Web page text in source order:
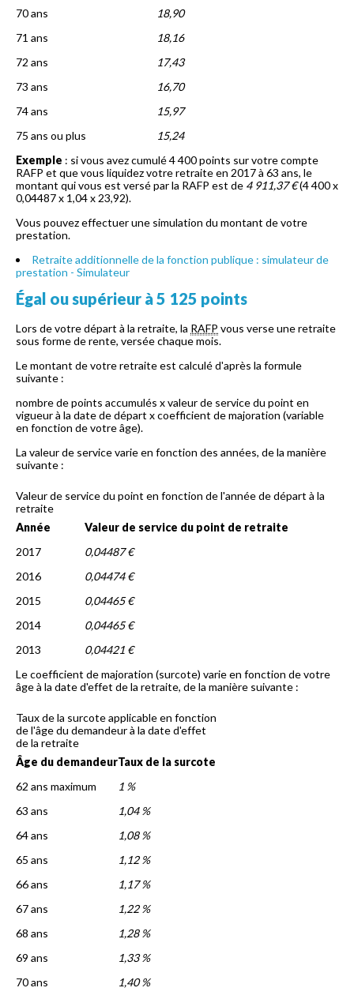
70 ans
18,90
71 ans
18,16
72 ans
17,43
73 ans
16,70
74 ans
15,97
75 ans ou plus
15,24
Exemple : si vous avez cumulé 4 400 points sur votre compte
RAFP et que vous liquidez votre retraite en 2017 à 63 ans, le
montant qui vous est versé par la RAFP est de 4 911,37 €(4 400 x
0,04487 x 1,04 x 23,92).
Vous pouvez effectuer une simulation du montant de votre
prestation.
Retraite additionnelle de la fonction publique : simulateur de
prestation - Simulateur
Égal ou supérieur à 5 125 points
Lors de votre départ à la retraite, la RAFP vous verse une retraite
sous forme de rente, versée chaque mois.
Le montant de votre retraite est calculé d'après la formule
suivante :
nombre de points accumulés x valeur de service du point en
vigueur à la date de départ x coefficient de majoration (variable
en fonction de votre âge).
La valeur de service varie en fonction des années, de la manière
suivante :
Valeur de service du point en fonction de l'année de départ à la
retraite
Année
Valeur de service du point de retraite
2017
0,04487 €
2016
0,04474 €
2015
0,04465 €
2014
0,04465 €
2013
0,04421 €
Le coefficient de majoration (surcote) varie en fonction de votre
âge à la date d'effet de la retraite, de la manière suivante :
Taux de la surcote applicable en fonction
de l'âge du demandeur à la date d'effet
de la retraite
Âge du demandeurTaux de la surcote
62 ans maximum
1 %
63 ans
1,04 %
64 ans
1,08 %
65 ans
1,12 %
66 ans
1,17 %
67 ans
1,22 %
68 ans
1,28 %
69 ans
1,33 %
70 ans
1,40 %